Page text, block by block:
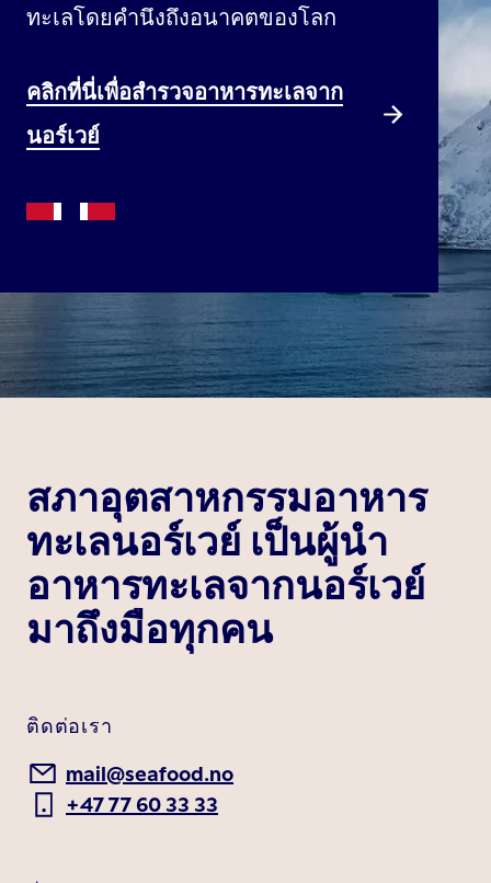
ทะเลโดยคำนึงถึงอนาคตของโลก
คลิกที่นี่เพื่อสำรวจอาหารทะเลจาก
นอร์เวย์
สภาอุตสาหกรรมอาหาร
ทะเลนอร์เวย์ เป็นผู้นำ
อาหารทะเลจากนอร์เวย์
มาถึงมือทุกคน
ติดต่อเรา
mail@seafood.no
+47 77 60 33 33